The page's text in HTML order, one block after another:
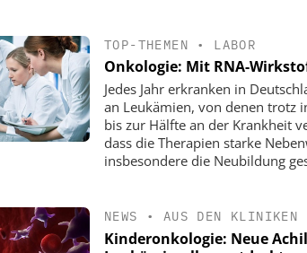
TOP-THEMEN • LABOR
Onkologie: Mit RNA-
Jedes Jahr erkranken in
an Leukämien, von denen trotz
bis zur Hälfte an der Krankheit
dass die Therapien starke
insbesondere die Neubildung
NEWS • AUS DEN KLINIKEN
Kinderonkologie: Neue